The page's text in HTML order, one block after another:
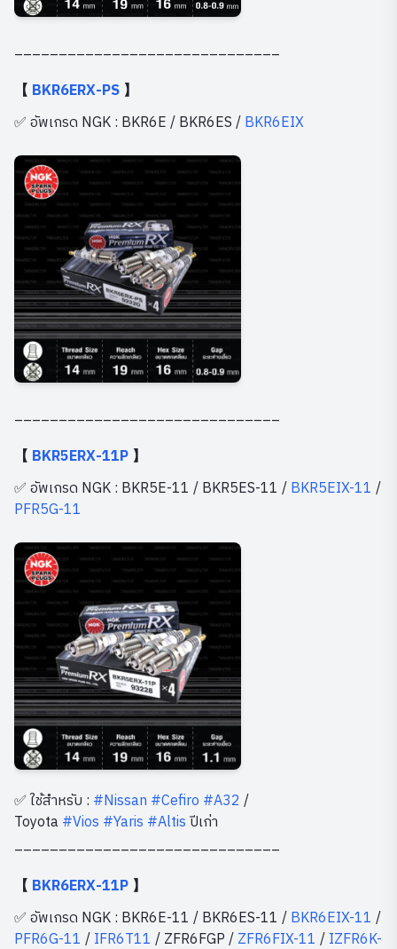
______________________________
【 BKR6ERX-PS 】
✅ อัพเกรด NGK : BKR6E / BKR6ES /BKR6EIX
______________________________
【 BKR5ERX-11P 】
✅ อัพเกรด NGK : BKR5E-11 / BKR5ES-11 /BKR5EIX-11 /
PFR5G-11
✅ ใช้สำหรับ : #Nissan #Cefiro #A32 /
Toyota#Vios #Yaris #Altisปีเก่า
______________________________
【 BKR6ERX-11P 】
✅ อัพเกรด NGK : BKR6E-11 / BKR6ES-11 /BKR6EIX-11 /
PFR6G-11 /IFR6T11 / ZFR6FGP /ZFR6FIX-11 /IZFR6K-